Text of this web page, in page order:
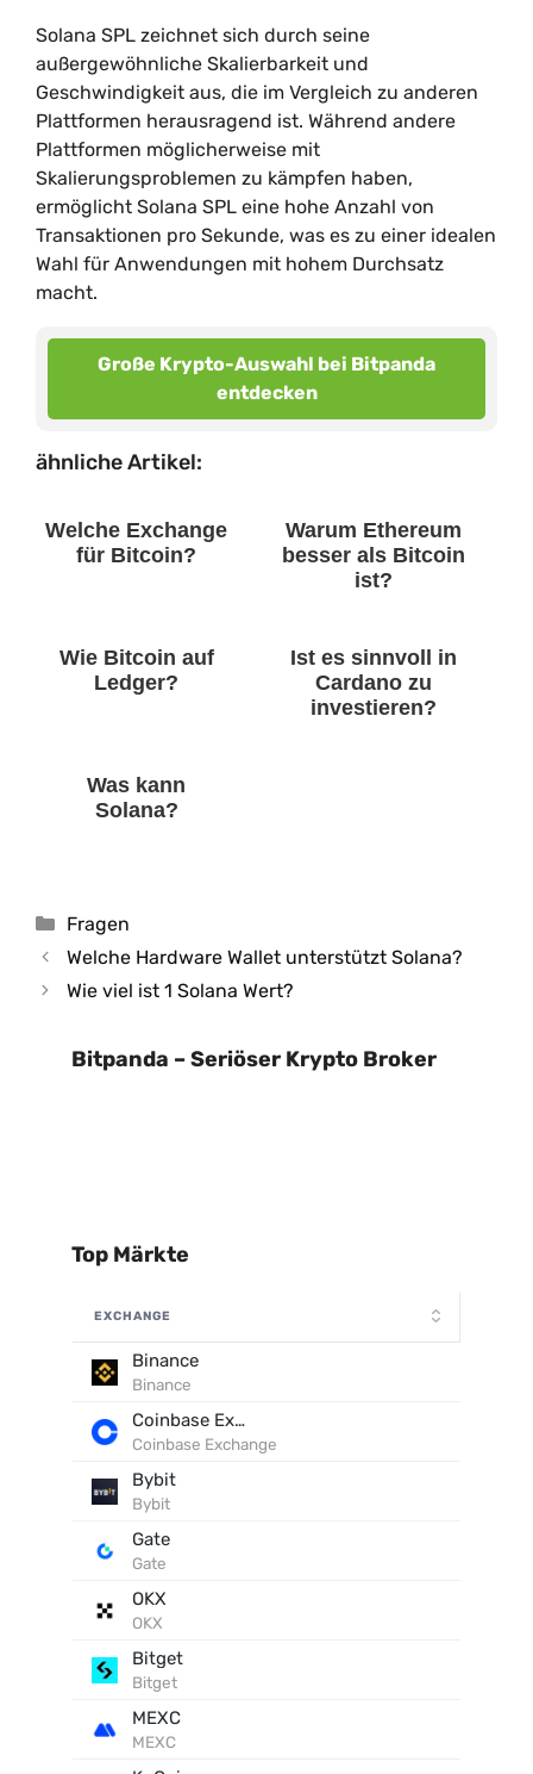
Solana SPL zeichnet sich durch seine
außergewöhnliche Skalierbarkeit und
Geschwindigkeit aus, die im Vergleich zu anderen
Plattformen herausragend ist. Während andere
Plattformen möglicherweise mit
Skalierungsproblemen zu kämpfen haben,
ermöglicht Solana SPL eine hohe Anzahl von
Transaktionen pro Sekunde, was es zu einer idealen
Wahl für Anwendungen mit hohem Durchsatz
macht.
Große Krypto-Auswahl bei Bitpanda
entdecken
ähnliche Artikel:
Welche Exchange
für Bitcoin?
Warum Ethereum
besser als Bitcoin
ist?
Wie Bitcoin auf
Ledger?
Ist es sinnvoll in
Cardano zu
investieren?
Was kann
Solana?
Kategorien
Fragen
Welche Hardware Wallet unterstützt Solana?
Wie viel ist 1 Solana Wert?
Bitpanda – Seriöser Krypto Broker
Top Märkte
EXCHANGE
Binance
Binance
Coinbase Exchange
Coinbase Exchange
Bybit
Bybit
Gate
Gate
OKX
OKX
Bitget
Bitget
MEXC
MEXC